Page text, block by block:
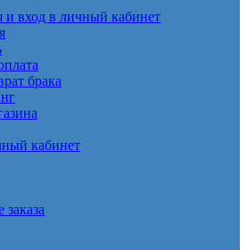
и вход в личный кабинет
брака
кабинет